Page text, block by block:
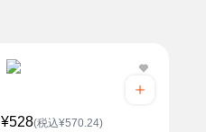
¥528(税込¥570.24)